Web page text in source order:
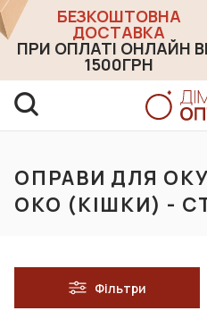
БЕЗКОШТОВНА
ДОСТАВКА
ПРИ ОПЛАТІ ОНЛАЙН
1500ГРН
ОПРАВИ ДЛЯ
ОКО (КІШКИ) -
Фільтри